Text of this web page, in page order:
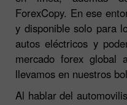
ForexCopy. En ese
y disponible solo para
autos eléctricos y
mercado forex global
llevamos en nuestros
Al hablar del